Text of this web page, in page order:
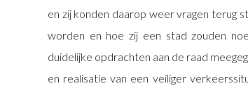
en zij konden daarop weer vragen terug
worden en hoe zij een stad zouden
duidelijke opdrachten aan de raad
en realisatie van een veiliger